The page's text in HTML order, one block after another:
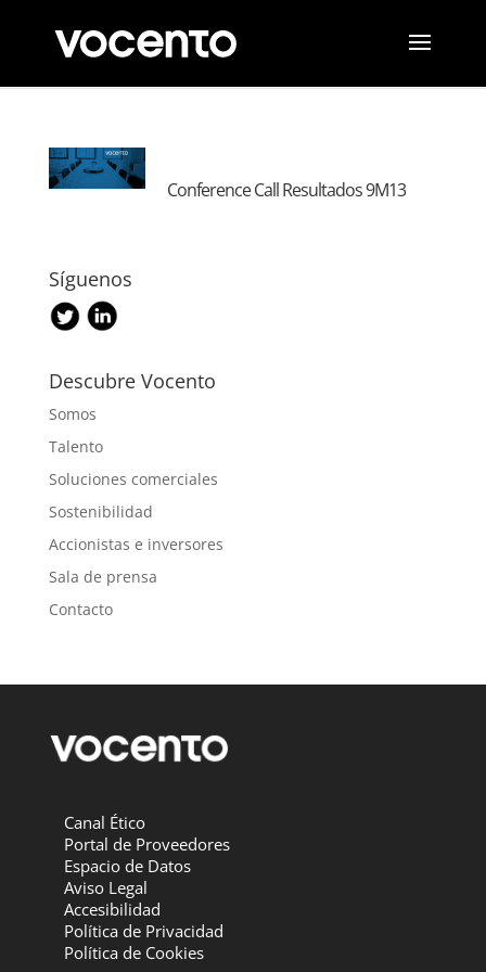
Conference Call Resultados 9M13
Síguenos
Descubre Vocento
Somos
Talento
Soluciones comerciales
Sostenibilidad
Accionistas e inversores
Sala de prensa
Contacto
Canal Ético
Portal de Proveedores
Espacio de Datos
Aviso Legal
Accesibilidad
Política de Privacidad
Política de Cookies